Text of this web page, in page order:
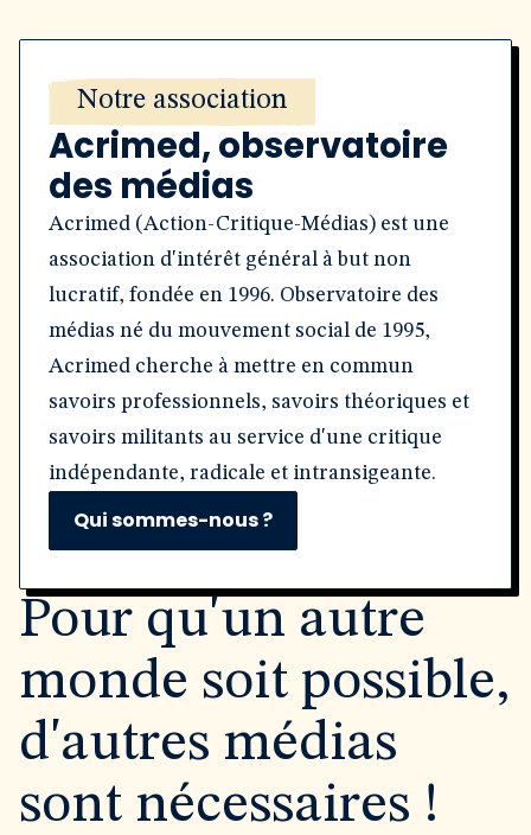
Notre association
Acrimed, observatoire
des médias
Acrimed (Action-Critique-Médias) est une
association d'intérêt général à but non
lucratif, fondée en 1996. Observatoire des
médias né du mouvement social de 1995,
Acrimed cherche à mettre en commun
savoirs professionnels, savoirs théoriques et
savoirs militants au service d'une critique
indépendante, radicale et intransigeante.
Qui sommes-nous ?
Pour qu'un autre
monde soit possible,
d'autres médias
sont nécessaires !